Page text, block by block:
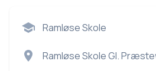
Ramløse Skole
Ramløse Skole Gl.